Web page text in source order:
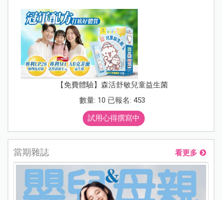
【免費體驗】森活舒敏兒童益生菌
數量: 10 已報名: 453
試用心得撰寫中
當期雜誌 看更多